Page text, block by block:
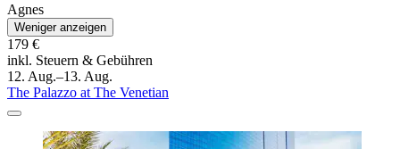
Agnes
Weniger anzeigen
179 €
inkl. Steuern & Gebühren
12. Aug.–13. Aug.
The Palazzo at The Venetian